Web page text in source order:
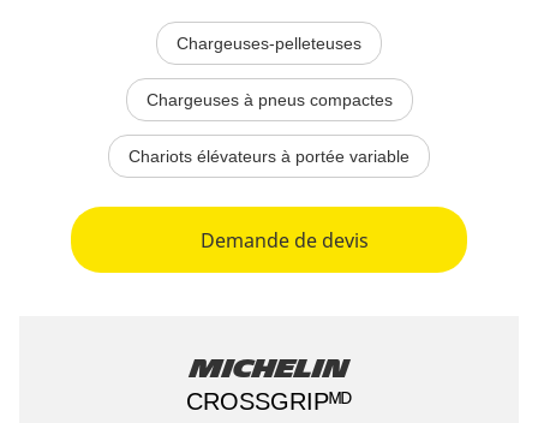
Chargeuses-pelleteuses
Chargeuses à pneus compactes
Chariots élévateurs à portée variable
Demande de devis
Michelin
CROSSGRIP​ᴹᴰ